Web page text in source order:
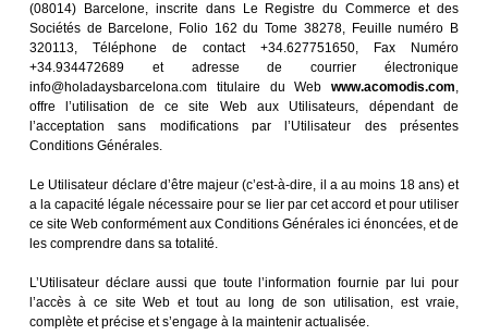
(08014) Barcelone, inscrite dans Le Registre du Commerce et des
Sociétés de Barcelone, Folio 162 du Tome 38278, Feuille numéro B
320113, Téléphone de contact +34.627751650, Fax Numéro
+34.934472689 et adresse de courrier électronique
info@holadaysbarcelona.com titulaire du Web www.acomodis.com,
offre l’utilisation de ce site Web aux Utilisateurs, dépendant de
l’acceptation sans modifications par l’Utilisateur des présentes
Conditions Générales.
Le Utilisateur déclare d’être majeur (c’est-à-dire, il a au moins 18 ans) et
a la capacité légale nécessaire pour se lier par cet accord et pour utiliser
ce site Web conformément aux Conditions Générales ici énoncées, et de
les comprendre dans sa totalité.
L’Utilisateur déclare aussi que toute l’information fournie par lui pour
l’accès à ce site Web et tout au long de son utilisation, est vraie,
complète et précise et s’engage à la maintenir actualisée.